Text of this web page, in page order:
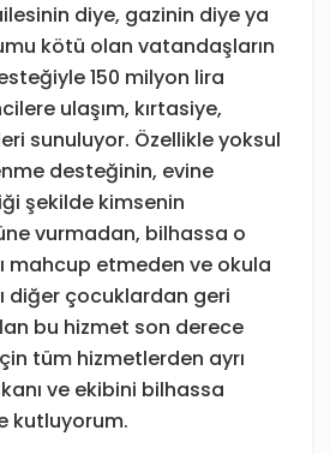
diye, gazinin diye ya
kötü olan vatandaşların
150 milyon lira
ulaşım, kırtasiye,
sunuluyor. Özellikle yoksul
desteğinin, evine
şekilde kimsenin
vurmadan, bilhassa o
mahcup etmeden ve okula
diğer çocuklardan geri
bu hizmet son derece
tüm hizmetlerden ayrı
ve ekibini bilhassa
kutluyorum.